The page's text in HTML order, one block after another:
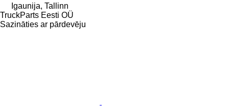
Igaunija, Tallinn
TruckParts Eesti OÜ
Sazināties ar pārdevēju